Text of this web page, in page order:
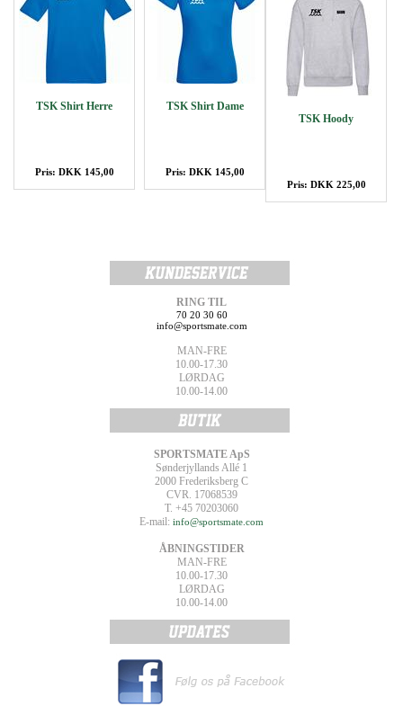
TSK Shirt Herre
Pris: DKK 145,00
TSK Shirt Dame
Pris: DKK 145,00
TSK Hoody
Pris: DKK 225,00
RING TIL
70 20 30 60
info@sportsmate.com
MAN-FRE
10.00-17.30
LØRDAG
10.00-14.00
SPORTSMATE ApS
Sønderjyllands Allé 1
2000 Frederiksberg C
CVR. 17068539
T. +45 70203060
E-mail: info@sportsmate.com
ÅBNINGSTIDER
MAN-FRE
10.00-17.30
LØRDAG
10.00-14.00